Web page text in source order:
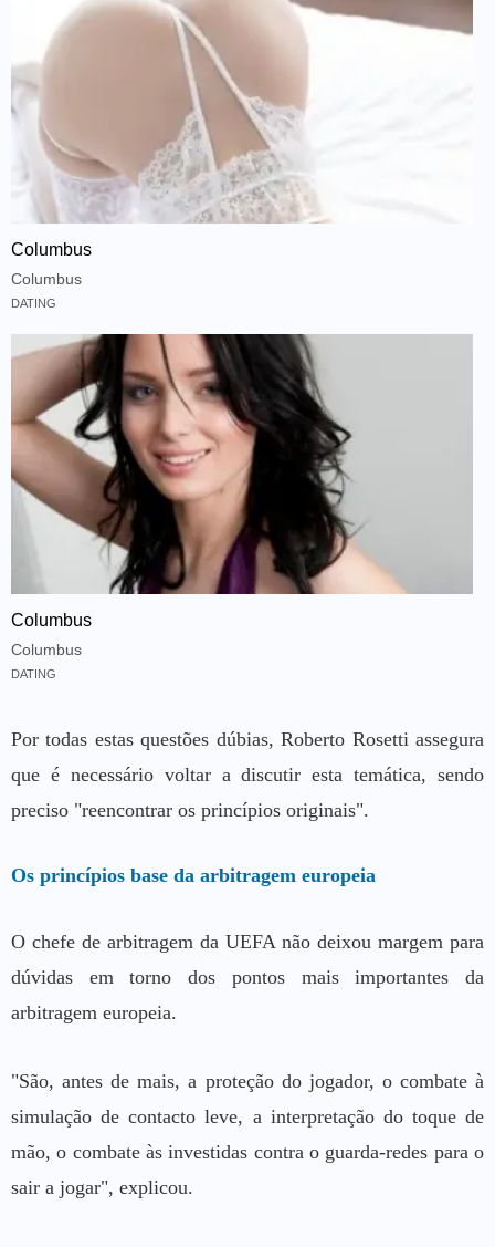
Columbus
Columbus
DATING
Columbus
Columbus
DATING
Por todas estas questões dúbias, Roberto Rosetti assegura
que é necessário voltar a discutir esta temática, sendo
preciso "reencontrar os princípios originais".
Os princípios base da arbitragem europeia
O chefe de arbitragem da UEFA não deixou margem para
dúvidas em torno dos pontos mais importantes da
arbitragem europeia.
"São, antes de mais, a proteção do jogador, o combate à
simulação de contacto leve, a interpretação do toque de
mão, o combate às investidas contra o guarda-redes para o
sair a jogar", explicou.